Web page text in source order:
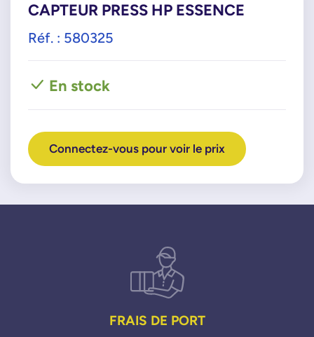
CAPTEUR PRESS HP ESSENCE
Réf. : 580325
En stock
Connectez-vous pour voir le prix
FRAIS DE PORT